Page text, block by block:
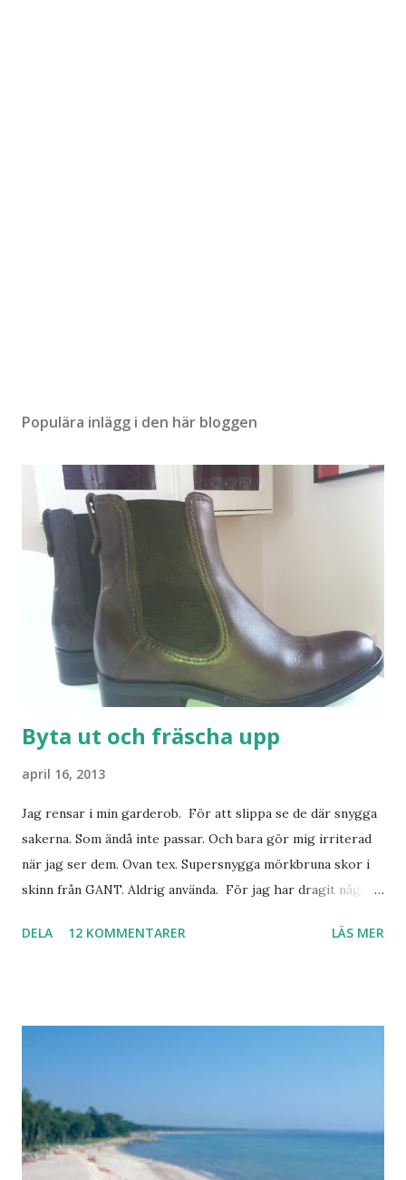
Populära inlägg i den här bloggen
Byta ut och fräscha upp
april 16, 2013
Jag rensar i min garderob. För att slippa se de där snygga
sakerna. Som ändå inte passar. Och bara gör mig irriterad
när jag ser dem. Ovan tex. Supersnygga mörkbruna skor i
skinn från GANT. Aldrig använda. För jag har dragit någon
sköna. Stilrena. Snygga. Jag har sorterat ut klänningar som
Rester med några tjejkompisar. Ska bli underbart. Men det
behöver jag nog inte säga.
DELA 12 KOMMENTARER LÄS MER